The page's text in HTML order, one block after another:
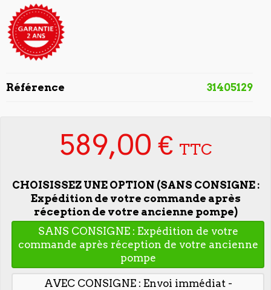
Référence 31405129
589,00 € TTC
CHOISISSEZ UNE OPTION (SANS CONSIGNE :
Expédition de votre commande après
réception de votre ancienne pompe)
SANS CONSIGNE : Expédition de votre
commande après réception de votre ancienne
pompe
AVEC CONSIGNE : Envoi immédiat -